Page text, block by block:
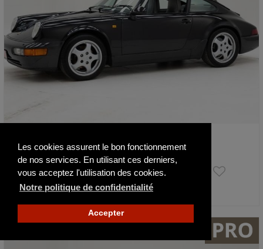
Les cookies assurent le bon fonctionnement
de nos services. En utilisant ces derniers,
vous acceptez l'utilisation des cookies.
Notre politique de confidentialité
Accepter
1992 114249 km
109 950 €